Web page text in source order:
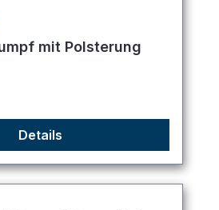
Bewertung von 5 von 5 Sternen
mit Polsterung
Details